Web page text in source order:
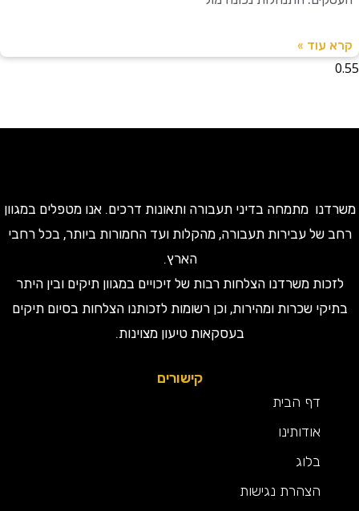
»
מתמחה בדיני תעבורה ותאונות דרכים. אנו מטפלים במגוון
עבירות תעבורה, מהקלות ועד החמורות ביותר, בכל רחבי
הארץ.
משרדנו הצלחות רבות של זיכויים במגוון תיקים ובין היתר
שכרות ומהירות, וכן רשומות לזכותנו הצלחות בסיום תיקים
בעסקאות טיעון מצוינות.
קישורים
דף הבית
אודותינו
הצהרת נגישות